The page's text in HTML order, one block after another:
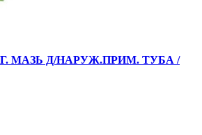
МАЗЬ Д/НАРУЖ.ПРИМ. ТУБА /